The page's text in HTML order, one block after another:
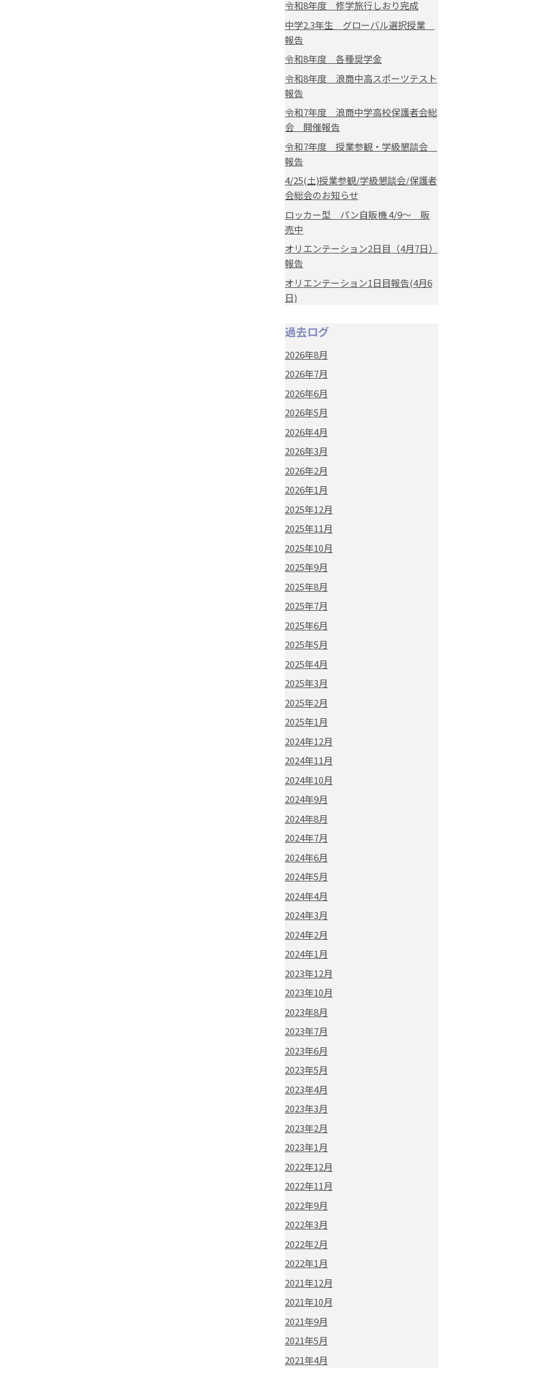
令和8年度 修学旅行しおり完成
中学2.3年生 グローバル選択授業
報告
令和8年度 各種奨学金
令和8年度 浪商中高スポーツテスト
報告
令和7年度 浪商中学高校保護者会総
会 開催報告
令和7年度 授業参観・学級懇談会
報告
4/25(土)授業参観/学級懇談会/保護者
会総会のお知らせ
ロッカー型 パン自販機 4/9～ 販
売中
オリエンテーション2日目（4月7日）
報告
オリエンテーション1日目報告(4月6
日)
過去ログ
2026年8月
2026年7月
2026年6月
2026年5月
2026年4月
2026年3月
2026年2月
2026年1月
2025年12月
2025年11月
2025年10月
2025年9月
2025年8月
2025年7月
2025年6月
2025年5月
2025年4月
2025年3月
2025年2月
2025年1月
2024年12月
2024年11月
2024年10月
2024年9月
2024年8月
2024年7月
2024年6月
2024年5月
2024年4月
2024年3月
2024年2月
2024年1月
2023年12月
2023年10月
2023年8月
2023年7月
2023年6月
2023年5月
2023年4月
2023年3月
2023年2月
2023年1月
2022年12月
2022年11月
2022年9月
2022年3月
2022年2月
2022年1月
2021年12月
2021年10月
2021年9月
2021年5月
2021年4月